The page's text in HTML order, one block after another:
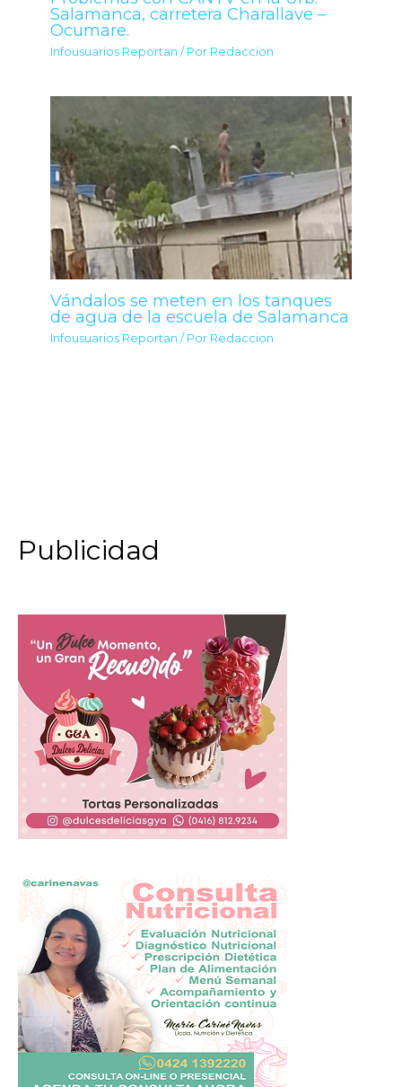
Salamanca, carretera Charallave –
Ocumare.
Infousuarios Reportan / Por Redaccion
Vándalos se meten en los tanques
de agua de la escuela de Salamanca
Infousuarios Reportan / Por Redaccion
Publicidad